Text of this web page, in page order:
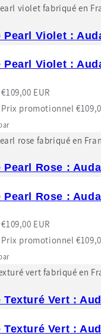
Pearl Violet :
Pearl Violet :
€109,00 EUR
Prix promotionnel
Pearl Rose :
Pearl Rose :
€109,00 EUR
Prix promotionnel
Texturé Vert :
Texturé Vert :